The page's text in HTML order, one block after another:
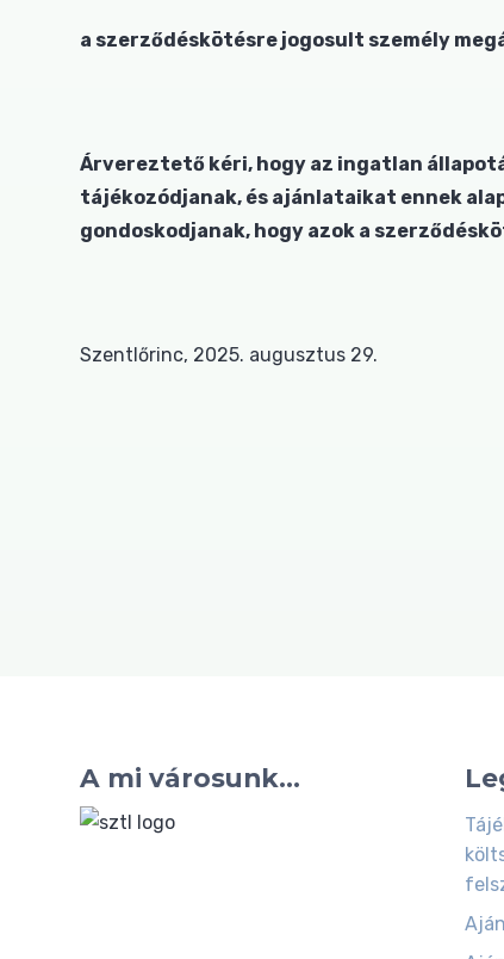
a szerződéskötésre jogosult személy
Árvereztető kéri, hogy az ingatlan
tájékozódjanak, és ajánlataikat ennek
gondoskodjanak, hogy azok a
Szentlőrinc, 2025. augusztus 29.
A mi városunk...